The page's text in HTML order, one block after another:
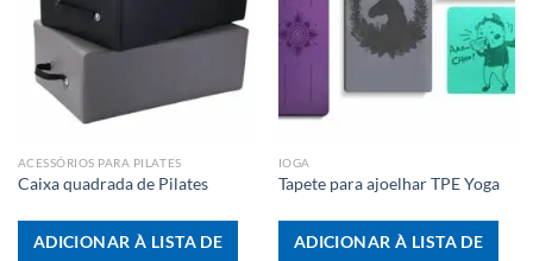
ACESSÓRIOS PARA PILATES
Caixa quadrada de Pilates
ADICIONAR À LISTA DE
IOGA
Tapete para ajoelhar TPE Yoga
ADICIONAR À LISTA DE